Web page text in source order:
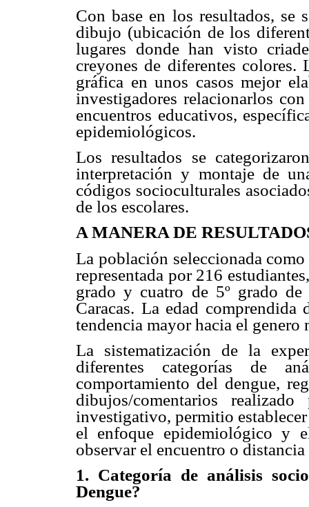
Con base en los resultados,
dibujo (ubicación de los
lugares donde han visto
creyones de diferentes
gráfica en unos casos mejor
investigadores relacionarlos
encuentros educativos,
epidemiológicos.
Los resultados se
interpretación y montaje de
códigos socioculturales
de los escolares.
A MANERA DE
La población seleccionada
representada por 216
grado y cuatro de 5º grado
Caracas. La edad
tendencia mayor hacia el genero
La sistematización de la
diferentes categorías de
comportamiento del dengue,
dibujos/comentarios
investigativo, permitio
el enfoque epidemiológico y
observar el encuentro o distancia
1. Categoría de análisis
Dengue?